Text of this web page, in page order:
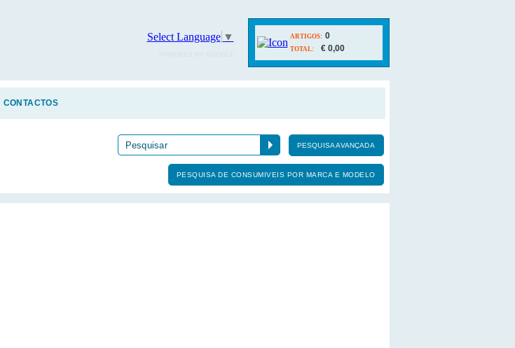
Select Language ▼ ARTIGOS: 0
TOTAL: € 0,00
CONTACTOS
PESQUISA AVANÇADA
PESQUISA DE CONSUMIVEIS POR MARCA E MODELO